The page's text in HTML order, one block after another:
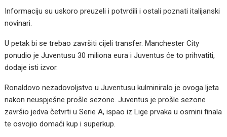
Informaciju su uskoro preuzeli i potvrdili i ostali poznati italijanski
novinari.
U petak bi se trebao završiti cijeli transfer. Manchester City
ponudio je Juventusu 30 miliona eura i Juventus će to prihvatiti,
dodaje isti izvor.
Ronaldovo nezadovoljstvo u Juventusu kulminiralo je ovoga ljeta
nakon neuspješne prošle sezone. Juventus je prošle sezone
završio jedva četvrti u Serie A, ispao iz Lige prvaka u osmini finala
te osvojio domaći kup i superkup.